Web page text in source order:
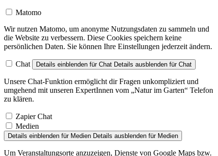
Matomo
Wir nutzen Matomo, um anonyme Nutzungsdaten zu sammeln und
die Website zu verbessern. Diese Cookies speichern keine
persönlichen Daten. Sie können Ihre Einstellungen jederzeit ändern.
Chat Details einblenden für Chat Details ausblenden für Chat
Unsere Chat-Funktion ermöglicht dir Fragen unkompliziert und
umgehend mit unseren ExpertInnen vom „Natur im Garten“ Telefon
zu klären.
Zapier Chat
Medien
Details einblenden für Medien Details ausblenden für Medien
Um Veranstaltungsorte anzuzeigen, Dienste von Google Maps bzw.